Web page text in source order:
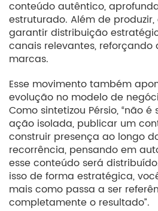
conteúdo autêntico,
estruturado. Além de
garantir distribuição
canais relevantes,
marcas.
Esse movimento também
evolução no modelo de
Como sintetizou Pérsio, “não
ação isolada, publicar um
construir presença ao longo
recorrência, pensando em
esse conteúdo será
isso de forma estratégica,
mais como passa a ser
completamente o resultado”.